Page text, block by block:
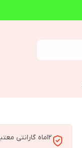
12ماه گارانتی معتبر رونیکس